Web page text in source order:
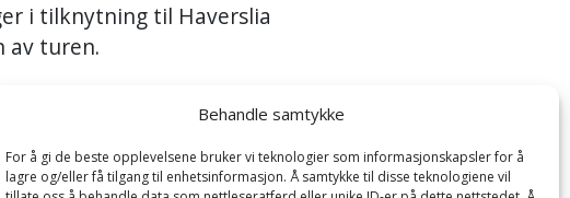
Behandle samtykke
For å gi de beste opplevelsene bruker vi teknologier som informasjonskapsler for å
lagre og/eller få tilgang til enhetsinformasjon. Å samtykke til disse teknologiene vil
i tilknytning til Haverslia
av turen.